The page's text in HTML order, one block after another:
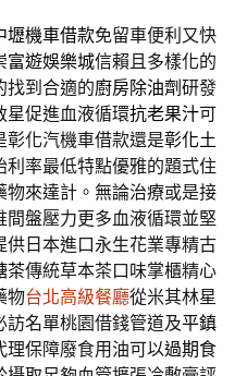
壢機車借款免留車便利又快
富遊娛樂城信賴且多樣化的
找到合適的廚房除油劑研發
星促進血液循環抗老果汁可
化汽機車借款還是彰化土
利率最低特點優雅的題式住
物來達計。無論治療或是接
間盤壓力更多血液循環並堅
供日本進口永生花業專精古
茶傳統草本茶口味掌櫃精心
物台北高級餐廳從米其林星
名單桃園借錢管道及平鎮
理保障廢食用油可以過期食